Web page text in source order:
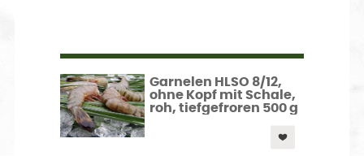
Garnelen HLSO 8/12,
ohne Kopf mit Schale,
roh, tiefgefroren 500 g